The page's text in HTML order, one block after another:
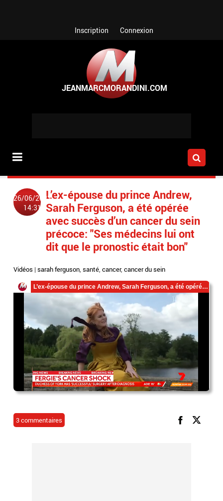
Inscription Connexion
26/06/2023
14:31
L’ex-épouse du prince Andrew,
Sarah Ferguson, a été opérée
avec succès d’un cancer du sein
précoce: "Ses médecins lui ont
dit que le pronostic était bon"
Vidéos |sarah ferguson,santé,cancer,cancer du sein
3 commentaires